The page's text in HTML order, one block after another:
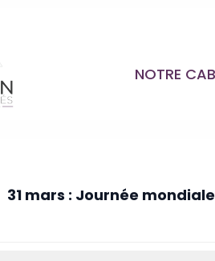
NOTRE
31 mars : Journée